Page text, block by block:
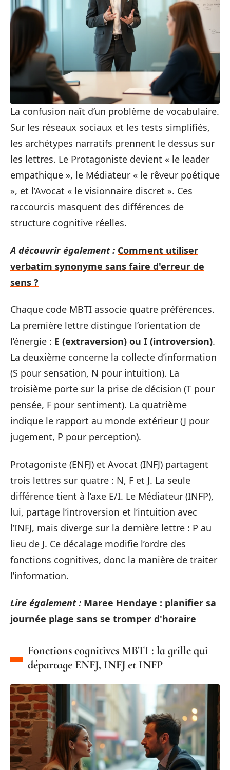
La confusion naît d’un problème de vocabulaire.
Sur les réseaux sociaux et les tests simplifiés,
les archétypes narratifs prennent le dessus sur
les lettres. Le Protagoniste devient « le leader
empathique », le Médiateur « le rêveur poétique
», et l’Avocat « le visionnaire discret ». Ces
raccourcis masquent des différences de
structure cognitive réelles.
A découvrir également : Comment utiliser
verbatim synonyme sans faire d'erreur de
sens ?
Chaque code MBTI associe quatre préférences.
La première lettre distingue l’orientation de
l’énergie : E (extraversion) ou I (introversion).
La deuxième concerne la collecte d’information
(S pour sensation, N pour intuition). La
troisième porte sur la prise de décision (T pour
pensée, F pour sentiment). La quatrième
indique le rapport au monde extérieur (J pour
jugement, P pour perception).
Protagoniste (ENFJ) et Avocat (INFJ) partagent
trois lettres sur quatre : N, F et J. La seule
différence tient à l’axe E/I. Le Médiateur (INFP),
lui, partage l’introversion et l’intuition avec
l’INFJ, mais diverge sur la dernière lettre : P au
lieu de J. Ce décalage modifie l’ordre des
fonctions cognitives, donc la manière de traiter
l’information.
Lire également : Maree Hendaye : planifier sa
journée plage sans se tromper d'horaire
Fonctions cognitives MBTI : la grille qui
départage ENFJ, INFJ et INFP